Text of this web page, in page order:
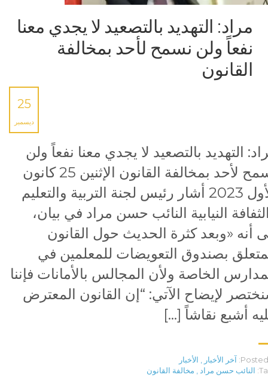
مراد: التهديد بالتصعيد لا يجدي معنا
نفعاً ولن نسمح لأحد بمخالفة
القانون
25
ديسمبر
التهديد بالتصعيد لا يجدي معنا نفعاً ولن
نسمح لأحد بمخالفة القانون الإثنين 25 كانون
الأول 2023 أشار رئيس لجنة التربية والتعليم
النيابية النائب حسن مراد في بيان،
أنه «وبعد كثرة الحديث حول القانون
بصندوق التعويضات للمعلمين في
الخاصة ولأن المجالس بالأمانات فإننا
لإيضاح الآتي: “إن القانون المعترض
أشبع نقاشاً […]
Posted آخر الأخبار , الأخبار
النائب حسن مراد, مخالفة القانون